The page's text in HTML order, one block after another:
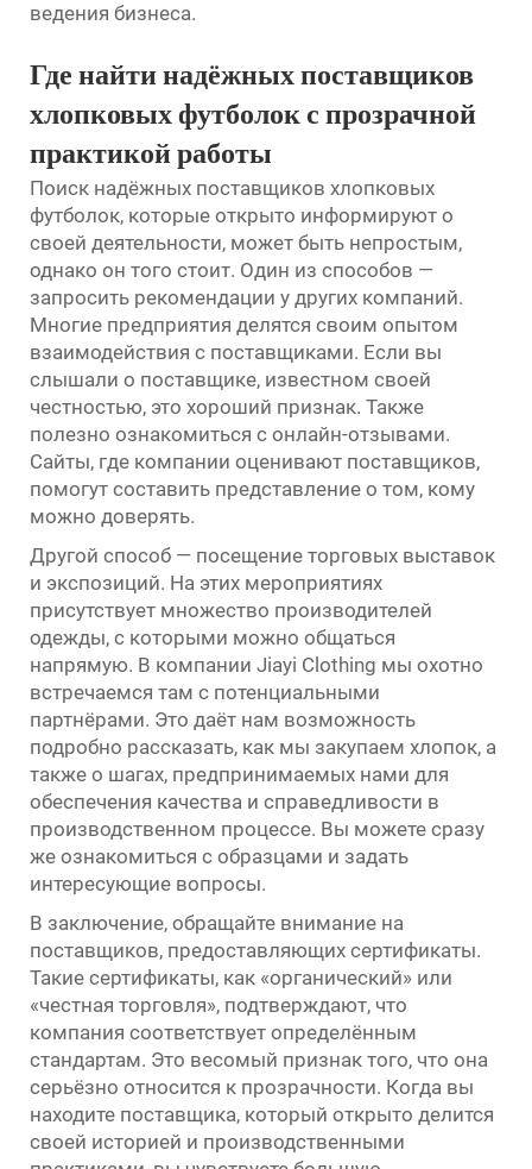
ведения бизнеса.
Где найти надёжных поставщиков
хлопковых футболок с прозрачной
практикой работы
Поиск надёжных поставщиков хлопковых
футболок, которые открыто информируют о
своей деятельности, может быть непростым,
однако он того стоит. Один из способов —
запросить рекомендации у других компаний.
Многие предприятия делятся своим опытом
взаимодействия с поставщиками. Если вы
слышали о поставщике, известном своей
честностью, это хороший признак. Также
полезно ознакомиться с онлайн-отзывами.
Сайты, где компании оценивают поставщиков,
помогут составить представление о том, кому
можно доверять.
Другой способ — посещение торговых выставок
и экспозиций. На этих мероприятиях
присутствует множество производителей
одежды, с которыми можно общаться
напрямую. В компании Jiayi Clothing мы охотно
встречаемся там с потенциальными
партнёрами. Это даёт нам возможность
подробно рассказать, как мы закупаем хлопок, а
также о шагах, предпринимаемых нами для
обеспечения качества и справедливости в
производственном процессе. Вы можете сразу
же ознакомиться с образцами и задать
интересующие вопросы.
В заключение, обращайте внимание на
поставщиков, предоставляющих сертификаты.
Такие сертификаты, как «органический» или
«честная торговля», подтверждают, что
компания соответствует определённым
стандартам. Это весомый признак того, что она
серьёзно относится к прозрачности. Когда вы
находите поставщика, который открыто делится
своей историей и производственными